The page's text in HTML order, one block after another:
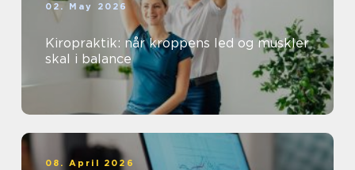
02. May 2026
Kiropraktik: når kroppens led og muskler
skal i balance
08. April 2026